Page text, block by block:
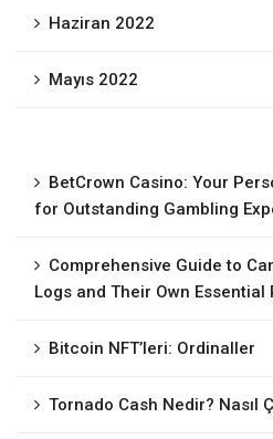
Haziran 2022
Mayıs 2022
BetCrown Casino: Your
for Outstanding Gambling
Comprehensive Guide to
Logs and Their Own Essential
Bitcoin NFT’leri: Ordinaller
Tornado Cash Nedir? Nasıl